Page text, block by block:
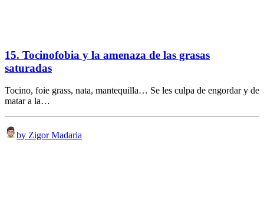
15. Tocinofobia y la amenaza de las grasas
saturadas
Tocino, foie grass, nata, mantequilla… Se les culpa de engordar y de
matar a la…
by Zigor Madaria